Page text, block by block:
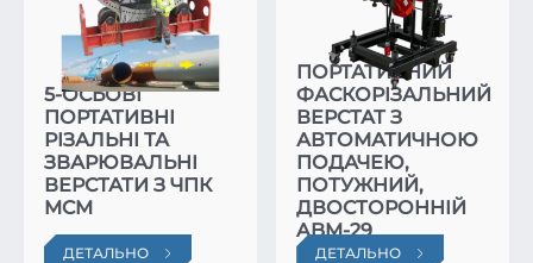
5-ОСЬОВІ
ПОРТАТИВНІ
РІЗАЛЬНІ ТА
ЗВАРЮВАЛЬНІ
ВЕРСТАТИ З ЧПК
MCM
ДЕТАЛЬНО
ПОРТАТИВНИЙ
ФАСКОРІЗАЛЬНИЙ
ВЕРСТАТ З
АВТОМАТИЧНОЮ
ПОДАЧЕЮ,
ПОТУЖНИЙ,
ДВОСТОРОННІЙ
ABM-29
ДЕТАЛЬНО